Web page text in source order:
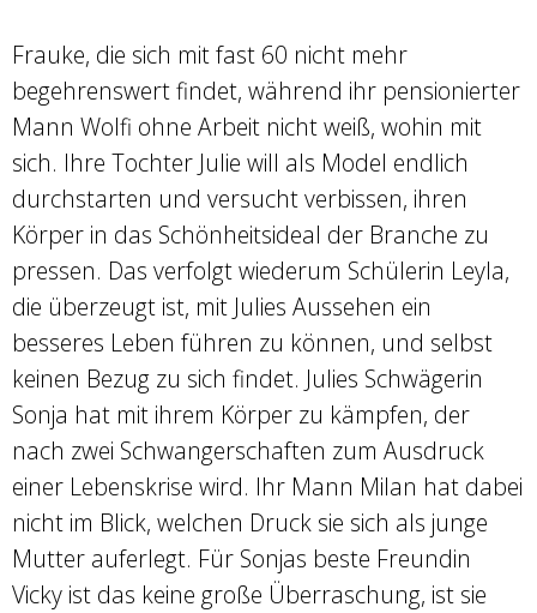
Frauke, die sich mit fast 60 nicht mehr
begehrenswert findet, während ihr pensionierter
Mann Wolfi ohne Arbeit nicht weiß, wohin mit
sich. Ihre Tochter Julie will als Model endlich
durchstarten und versucht verbissen, ihren
Körper in das Schönheitsideal der Branche zu
pressen. Das verfolgt wiederum Schülerin Leyla,
die überzeugt ist, mit Julies Aussehen ein
besseres Leben führen zu können, und selbst
keinen Bezug zu sich findet. Julies Schwägerin
Sonja hat mit ihrem Körper zu kämpfen, der
nach zwei Schwangerschaften zum Ausdruck
einer Lebenskrise wird. Ihr Mann Milan hat dabei
nicht im Blick, welchen Druck sie sich als junge
Mutter auferlegt. Für Sonjas beste Freundin
Vicky ist das keine große Überraschung, ist sie